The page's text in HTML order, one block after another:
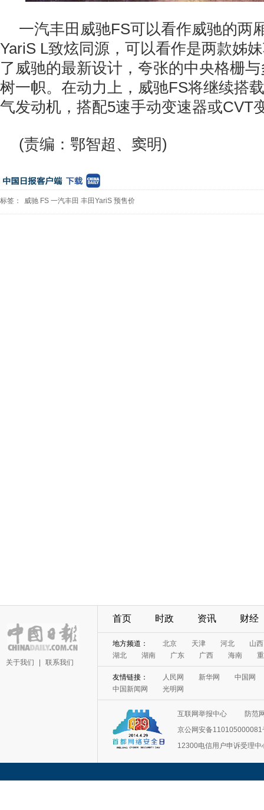
一汽丰田威驰FS可以看作威驰的两
YariS L致炫同源，可以看作是两款姊
了威驰的最新设计，夸张的中央格栅
树一帜。在动力上，威驰FS将继续搭
气发动机，搭配5速手动变速器或CVT
(责编：鄂智超、窦明)
标签： 威驰 FS 一汽丰田 丰田YariS 预售价
关于我们 联系我们
首页 时政 资讯 财经
地方频道： 北京 天津 河北
山西
湖北
湖南 广东 广西 海南
友情链接： 人民网 新华网
中国网
中国新闻网
光明网
互联网举报中心
防范
京公网安备110105000081
12300电信用户申诉受理中